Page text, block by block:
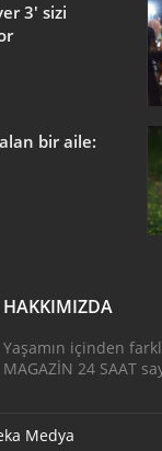
3' sizi
bir aile:
HAKKIMIZDA
Yaşamın içinden
MAGAZİN 24 SAAT
Medya